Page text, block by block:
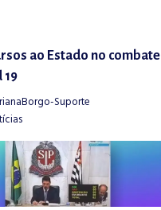
ao Estado no combate
19
Suporte